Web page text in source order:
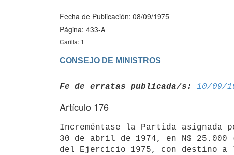
Fecha de Publicación: 08/09/1975
Página: 433-A
Carilla: 1
CONSEJO DE MINISTROS
Fe de erratas publicada/s: 10/09/
Artículo 176
Increméntase la Partida
30 de abril de 1974, en N$
del Ejercicio 1975, con destino